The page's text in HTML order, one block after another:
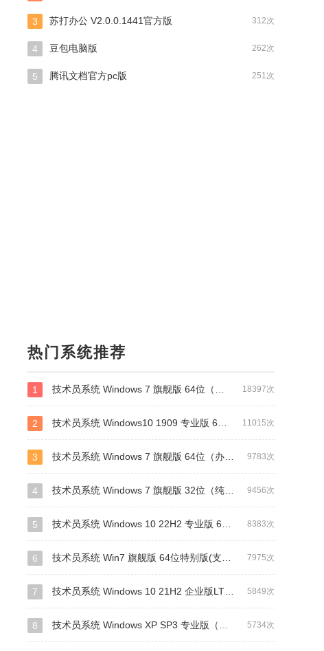
312次
3 苏打办公 V2.0.0.1441官方版
262次
4 豆包电脑版
251次
5 腾讯文档官方pc版
热门系统推荐
18397次
1 技术员系统 Windows 7 旗舰版 64位（纯净版）
11015次
2 技术员系统 Windows10 1909 专业版 64位
9783次
3 技术员系统 Windows 7 旗舰版 64位（办公版）
9456次
4 技术员系统 Windows 7 旗舰版 32位（纯净版）
8383次
5 技术员系统 Windows 10 22H2 专业版 64位(纯净版)
7975次
6 技术员系统 Win7 旗舰版 64位特别版(支持intel&amd最新硬件)
5849次
7 技术员系统 Windows 10 21H2 企业版LTSC 64位(纯净版)
5734次
8 技术员系统 Windows XP SP3 专业版（纯净版）